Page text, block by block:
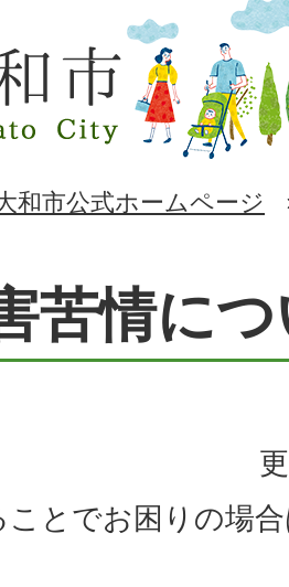
和市公式ホームページ
苦情に
ことでお困りの場